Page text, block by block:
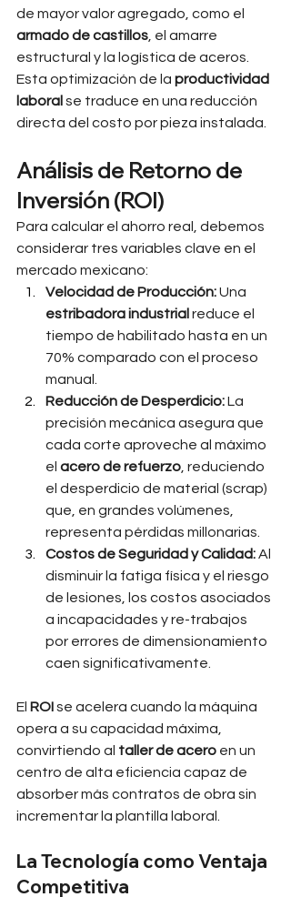
de mayor valor agregado, como el
armado de castillos , el amarre
estructural y la logística de aceros.
Esta optimización de la productividad
laboral se traduce en una reducción
directa del costo por pieza instalada.
Análisis de Retorno de
Inversión (ROI)
Para calcular el ahorro real, debemos
considerar tres variables clave en el
mercado mexicano:
Velocidad de Producción: Una
estribadora industrial reduce el
tiempo de habilitado hasta en un
70% comparado con el proceso
manual.
Reducción de Desperdicio: La
precisión mecánica asegura que
cada corte aproveche al máximo
el acero de refuerzo , reduciendo
el desperdicio de material (scrap)
que, en grandes volúmenes,
representa pérdidas millonarias.
Costos de Seguridad y Calidad: Al
disminuir la fatiga física y el riesgo
de lesiones, los costos asociados
a incapacidades y re-trabajos
por errores de dimensionamiento
caen significativamente.
El ROI se acelera cuando la máquina
opera a su capacidad máxima,
convirtiendo al taller de acero en un
centro de alta eficiencia capaz de
absorber más contratos de obra sin
incrementar la plantilla laboral.
La Tecnología como Ventaja
Competitiva